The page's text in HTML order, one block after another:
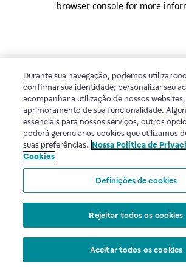
browser console for more
Durante sua navegação, podemos utilizar
confirmar sua identidade; personalizar seu
acompanhar a utilização de nossos
aprimoramento de sua funcionalidade.
essenciais para nossos serviços, outros
poderá gerenciar os cookies que utilizamos
suas preferências. Nossa Política de
Cookies
Definições de cookies
Rejeitar todos os cookies
Aceitar todos os cookies